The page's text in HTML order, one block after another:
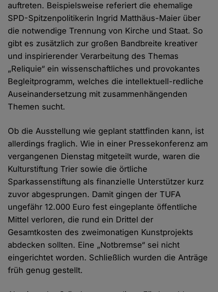
auftreten. Beispielsweise referiert die ehemalige
SPD-Spitzenpolitikerin Ingrid Matthäus-Maier über
die notwendige Trennung von Kirche und Staat. So
gibt es zusätzlich zur großen Bandbreite kreativer
und inspirierender Verarbeitung des Themas
„Reliquie“ ein wissenschaftliches und provokantes
Begleitprogramm, welches die intellektuell-redliche
Auseinandersetzung mit zusammenhängenden
Themen sucht.
Ob die Ausstellung wie geplant stattfinden kann, ist
allerdings fraglich. Wie in einer Pressekonferenz am
vergangenen Dienstag mitgeteilt wurde, waren die
Kulturstiftung Trier sowie die örtliche
Sparkassenstiftung als finanzielle Unterstützer kurz
zuvor abgesprungen. Damit gingen der TUFA
ungefähr 12.000 Euro fest eingeplante öffentliche
Mittel verloren, die rund ein Drittel der
Gesamtkosten des zweimonatigen Kunstprojekts
abdecken sollten. Eine „Notbremse“ sei nicht
eingerichtet worden. Schließlich wurden die Anträge
früh genug gestellt.